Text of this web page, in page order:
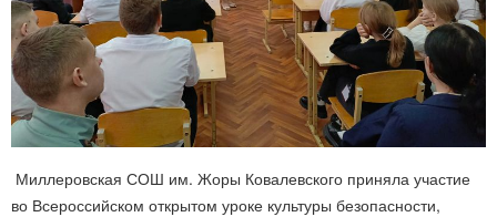
Миллеровская СОШ им. Жоры Ковалевского приняла участие
во Всероссийском открытом уроке культуры безопасности,